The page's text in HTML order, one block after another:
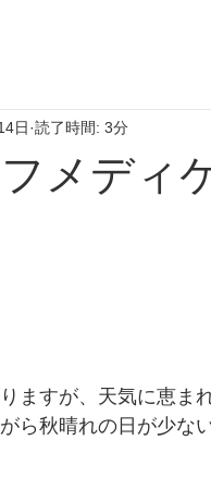
メディ
日 読了時間: 3分
ますが、天気に恵ま
ら秋晴れの日が少な